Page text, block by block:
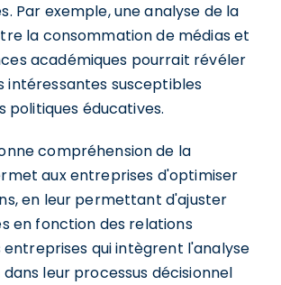
Par exemple, une analyse de la
la consommation de médias et
académiques pourrait révéler
intéressantes susceptibles
politiques éducatives.
compréhension de la
aux entreprises d'optimiser
en leur permettant d'ajuster
en fonction des relations
entreprises qui intègrent l'analyse
leur processus décisionnel